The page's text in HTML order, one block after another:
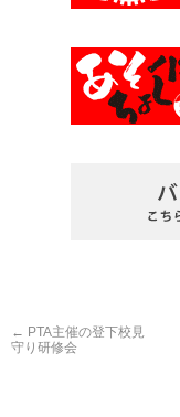
← PTA主催の登下校見
守り研修会